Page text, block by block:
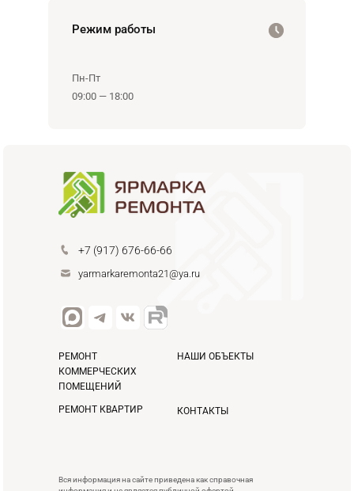
Режим работы
Пн-Пт
09:00 — 18:00
+7 (917) 676-66-66
yarmarkaremonta21@ya.ru
РЕМОНТ КВАРТИР
РЕМОНТ
КОММЕРЧЕСКИХ
ПОМЕЩЕНИЙ
НАШИ ОБЪЕКТЫ
КОНТАКТЫ
Вся информация на сайте приведена как справочная